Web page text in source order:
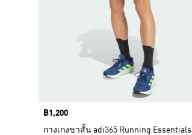
Price
฿1,200
กางเกงขาสั้น adi365 Running Essentials